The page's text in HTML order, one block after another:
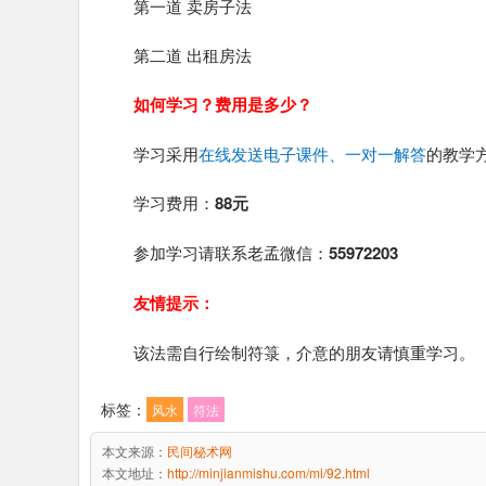
第一道 卖房子法
第二道 出租房法
如何学习？费用是多少？
学习采用在线发送电子课件、一对一解答的教学
学习费用： 88元
参加学习请联系老孟微信： 55972203
友情提示：
该法需自行绘制符箓，介意的朋友请慎重学习。
标签： 风水 符法
本文来源： 民间秘术网
本文地址： http://minjianmishu.com/mi/92.html